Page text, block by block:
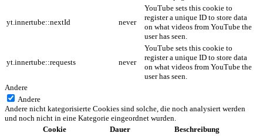
yt.innertube::nextId never
YouTube sets this cookie to
register a unique ID to store data
on what videos from YouTube the
user has seen.
yt.innertube::requests never
YouTube sets this cookie to
register a unique ID to store data
on what videos from YouTube the
user has seen.
Andere
Andere
Andere nicht kategorisierte Cookies sind solche, die noch analysiert werden
und noch nicht in eine Kategorie eingeordnet wurden.
Cookie
Dauer
Beschreibung